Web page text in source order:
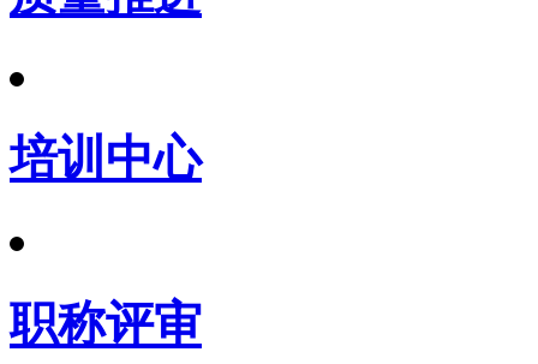
培训中心
职称评审